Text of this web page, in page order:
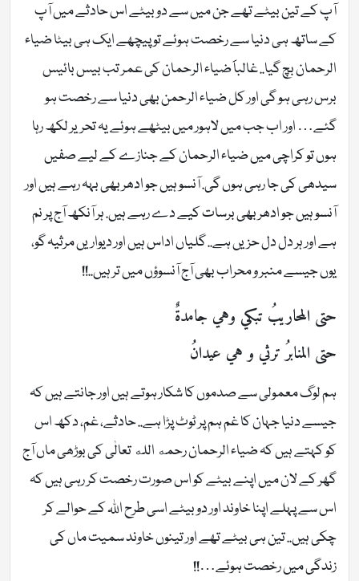
آپ کے تین بیٹے تھے جن میں سے دو بیٹے اس حادثے میں آپ
کے ساتھ ہی دنیا سے رخصت ہوئے تو پیچھے ایک ہی بیٹا ضیاء
الرحمان بچ گیا.. غالباََ ضیاء الرحمان کی عمر تب بیس بائیس
برس رہی ہو گی اور کل ضیاء الرحمن بھی دنیا سے رخصت ہو
گئے… اور اب جب میں لاہور میں بیٹھے ہوئے یہ تحریر لکھ رہا
ہوں تو کراچی میں ضیاء الرحمان کے جنازے کے لیے صفیں
سیدھی کی جا رہی ہوں گی. آنسو ہیں جو ادھر بھی بہہ رہے ہیں اور
آنسو ہیں جو ادھر بھی برسات کیے دے رہے ہیں. ہر آنکھ آج پر نم
ہے اور ہر دل دل حزیں ہے.. گلیاں اداس ہیں اور دیواریں مرثیہ گو،
یوں جیسے منبر و محراب بھی آج آنسوؤں میں تر ہیں..!!
حتى المحاريبُ تبكي وهي جامدةٌ
حتى المنابرُ ترثي و هي عيدانُ
ہم لوگ معمولی سے صدموں کا شکار ہوتے ہیں اور جانتے ہیں کہ
جیسے دنیا جہان کا غم ہم پر ٹوٹ پڑا ہے.. حادثے، غم، دکھ اس
کو کہتے ہیں کہ ضیاء الرحمان رحمه الله تعالٰی کی بوڑھی ماں آج
گھر کے لان میں اپنے بیٹے کو اس صورت رخصت کر رہی ہیں کہ
اس سے پہلے اپنا خاوند اور دو بیٹے اسی طرح اللہ کے حوالے کر
چکی ہیں.. تین ہی بیٹے تھے اور تینوں خاوند سمیت ماں کی
زندگی میں رخصت ہوئے…!!